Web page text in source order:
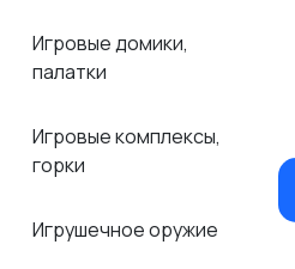
Игровые домики,
палатки
Игровые комплексы,
горки
Игрушечное оружие